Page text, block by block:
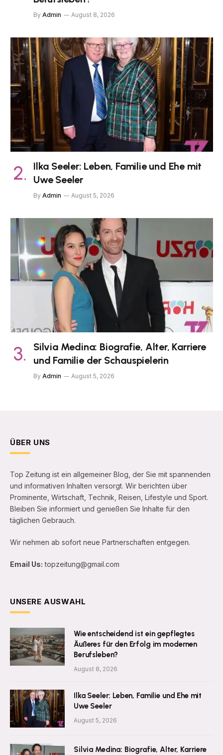
By Admin August 8, 2026
Ilka Seeler: Leben, Familie und Ehe mit
Uwe Seeler
By Admin August 5, 2026
Silvia Medina: Biografie, Alter, Karriere
und Familie der Schauspielerin
By Admin August 5, 2026
ÜBER UNS
Top Zeitung ist ein allgemeiner Blog, der Sie mit spannenden
und informativen Inhalten versorgt. Wir berichten über
Prominente, Wirtschaft, Technik, Reisen, Lifestyle und Sport.
Bleiben Sie informiert und genießen Sie Inhalte für den
täglichen Gebrauch.
Wir nehmen ab sofort neue Partnerschaften entgegen.
Email Us: topzeitung@gmail.com
UNSERE AUSWAHL
Wie entscheidend ist ein gepflegtes
Äußeres für den Erfolg im modernen
Berufsleben?
August 8, 2026
Ilka Seeler: Leben, Familie und Ehe mit
Uwe Seeler
August 5, 2026
Silvia Medina: Biografie, Alter, Karriere